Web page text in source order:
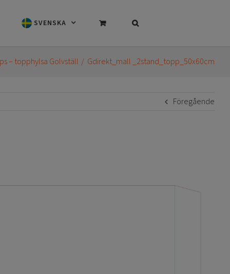
SVENSKA
– topphylsa Golvställ Gdirekt_mall _2stand_topp_50x60cm
Föregående